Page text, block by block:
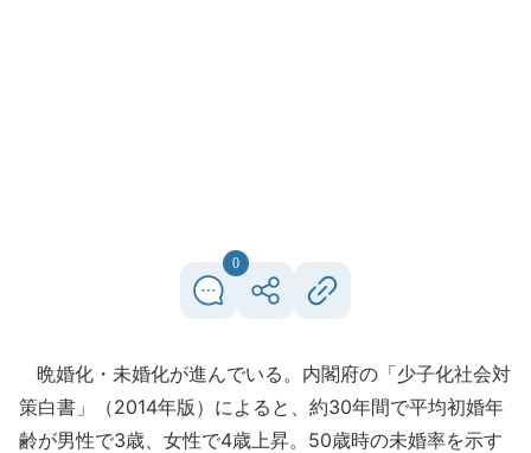
0
晩婚化・未婚化が進んでいる。内閣府の「少子化社会対
策白書」（2014年版）によると、約30年間で平均初婚年
齢が男性で3歳、女性で4歳上昇。50歳時の未婚率を示す